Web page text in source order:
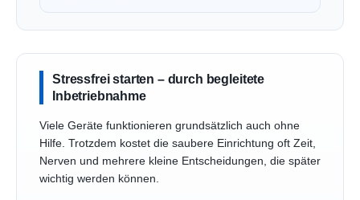
Stressfrei starten – durch begleitete
Inbetriebnahme
Viele Geräte funktionieren grundsätzlich auch ohne
Hilfe. Trotzdem kostet die saubere Einrichtung oft Zeit,
Nerven und mehrere kleine Entscheidungen, die später
wichtig werden können.